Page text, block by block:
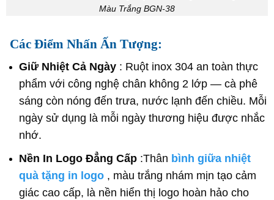
Màu Trắng BGN-38
Các Điểm Nhấn Ấn Tượng:
Giữ Nhiệt Cả Ngày: Ruột inox 304 an toàn thực
phẩm với công nghệ chân không 2 lớp — cà phê
sáng còn nóng đến trưa, nước lạnh đến chiều. Mỗi
ngày sử dụng là mỗi ngày thương hiệu được nhắc
nhớ.
Nền In Logo Đẳng Cấp :Thân bình giữa nhiệt
quà tặng in logo, màu trắng nhám mịn tạo cảm
giác cao cấp, là nền hiển thị logo hoàn hảo cho